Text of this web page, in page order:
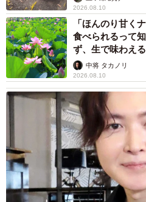
2026.08.10
「ほんのり甘く
食べられるって
ず、生で味わえ
中将 タカノリ
2026.08.10